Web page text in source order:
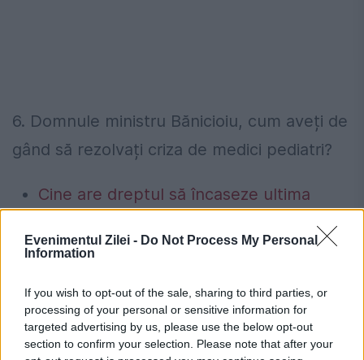
Evenimentul Zilei - Do Not Process My Personal
Information
If you wish to opt-out of the sale, sharing to third parties, or
processing of your personal or sensitive information for
targeted advertising by us, please use the below opt-out
section to confirm your selection. Please note that after your
6. Domnule ministru Bănicioiu, cum aveți de
gând să rezolvați criza de medici pediatri?
Cine are dreptul să încaseze ultima
pensie? Actele necesare. Termenul legal
de depunere a cererii
fără bani de la buget. Oana Gheorghiu:
Trebuie să fie înrolate în platforma